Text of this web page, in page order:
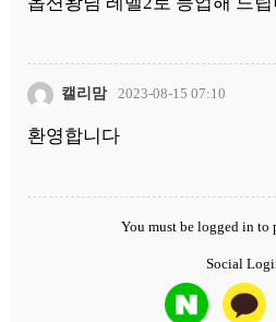
캘리맘 2023-08-15 07:10
환영합니다
You must be logged in to
Social